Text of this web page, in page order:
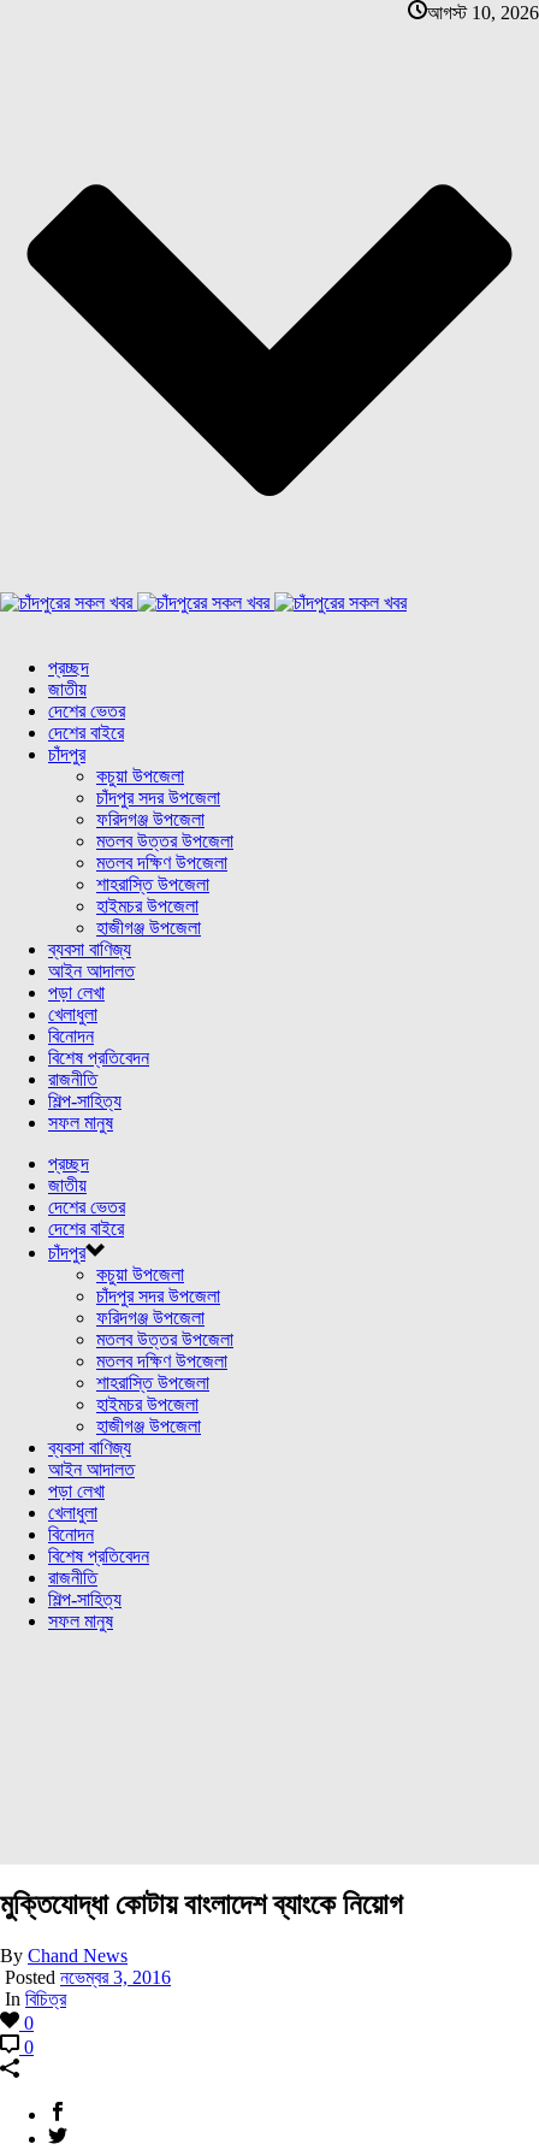
আগস্ট 10, 2026
প্রচ্ছদ
জাতীয়
দেশের ভেতর
দেশের বাইরে
চাঁদপুর
কচুয়া উপজেলা
চাঁদপুর সদর উপজেলা
ফরিদগঞ্জ উপজেলা
মতলব উত্তর উপজেলা
মতলব দক্ষিণ উপজেলা
শাহরাস্তি উপজেলা
হাইমচর উপজেলা
হাজীগঞ্জ উপজেলা
ব্যবসা বাণিজ্য
আইন আদালত
পড়া লেখা
খেলাধুলা
বিনোদন
বিশেষ প্রতিবেদন
রাজনীতি
শিল্প-সাহিত্য
সফল মানুষ
প্রচ্ছদ
জাতীয়
দেশের ভেতর
দেশের বাইরে
চাঁদপুর
কচুয়া উপজেলা
চাঁদপুর সদর উপজেলা
ফরিদগঞ্জ উপজেলা
মতলব উত্তর উপজেলা
মতলব দক্ষিণ উপজেলা
শাহরাস্তি উপজেলা
হাইমচর উপজেলা
হাজীগঞ্জ উপজেলা
ব্যবসা বাণিজ্য
আইন আদালত
পড়া লেখা
খেলাধুলা
বিনোদন
বিশেষ প্রতিবেদন
রাজনীতি
শিল্প-সাহিত্য
সফল মানুষ
মুক্তিযোদ্ধা কোটায় বাংলাদেশ ব্যাংকে নিয়োগ
By Chand News
Posted নভেম্বর 3, 2016
In বিচিত্র
0
0